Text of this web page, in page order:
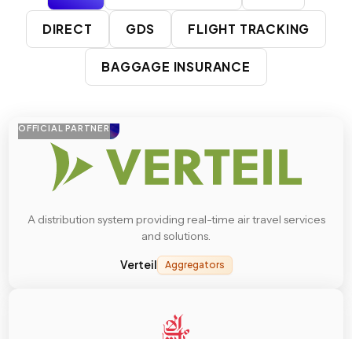
DIRECT GDS FLIGHT TRACKING
BAGGAGE INSURANCE
OFFICIAL PARTNER
A distribution system providing real-time air travel services
and solutions.
Verteil Aggregators